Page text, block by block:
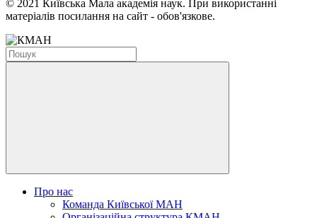
© 2021 Київська Мала академія наук. При використанні
матеріалів посилання на сайт - обов'язкове.
Про нас
Команда Київської МАН